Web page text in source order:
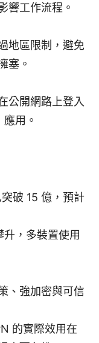
響工作流程。
地區限制，避免
塞。
公開網路上登入
用。
破 15 億，預計
，多裝置使用
、強加密與可信
的實際效用在